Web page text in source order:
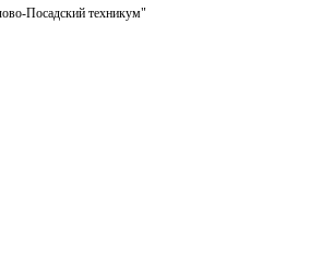
Посадский техникум"